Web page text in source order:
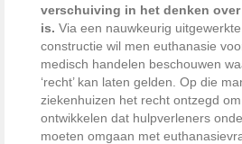
verschuiving in het denken
is. Via een nauwkeurig
constructie wil men euthanasie
medisch handelen beschouwen
‘recht’ kan laten gelden. Op die
ziekenhuizen het recht ontzegd
ontwikkelen dat hulpverleners
moeten omgaan met